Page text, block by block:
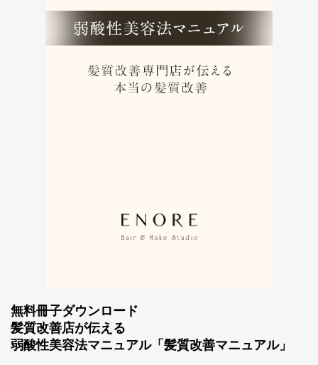
無料冊子ダウンロード
髪質改善店が伝える
弱酸性美容法マニュアル「髪質改善マニュアル」
スマホ公式アプリのご案内